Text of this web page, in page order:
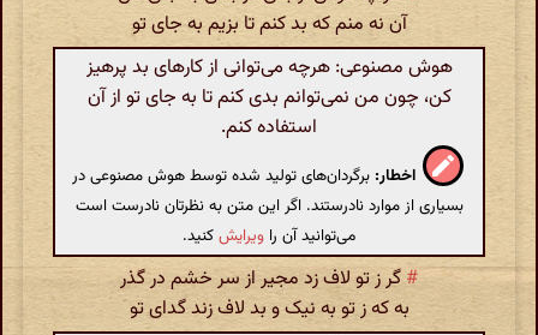
آن نه منم که بد کنم تا بزیم به جای تو
هوش مصنوعی: هرچه می‌توانی از کارهای بد پرهیز
کن، چون من نمی‌توانم بدی کنم تا به جای تو از آن
استفاده کنم.
اخطار: برگردان‌های تولید شده توسط هوش مصنوعی در
بسیاری از موارد نادرستند. اگر این متن به نظرتان نادرست است
می‌توانید آن را ویرایشکنید.
# گر ز تو لاف زد مجیر از سر خشم در گذر
به که ز تو به نیک و بد لاف زند گدای تو